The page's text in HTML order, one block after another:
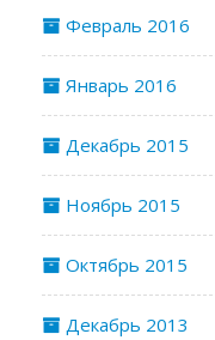
Февраль 2016
Январь 2016
Декабрь 2015
Ноябрь 2015
Октябрь 2015
Декабрь 2013